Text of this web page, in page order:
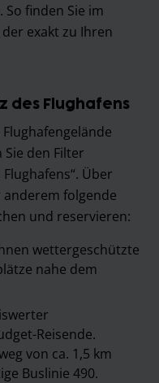
finden Sie im
exakt zu Ihren
des Flughafens
den Filter
Über
folgende
und reservieren:
wettergeschützte
nahe dem
Reisende.
von ca. 1,5 km
Buslinie 490.